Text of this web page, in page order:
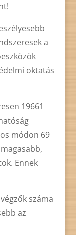
a
oktatás
19661
módon 69
Ennek
száma
az